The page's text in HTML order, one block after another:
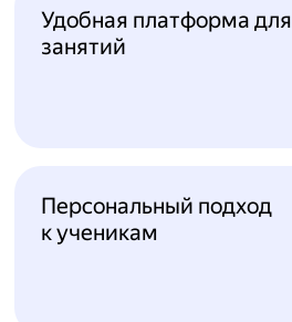
Удобная платформа для
занятий
Персональный подход
к ученикам